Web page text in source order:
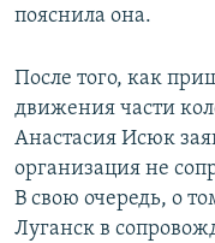
пояснила она.
После того, как
движения части
Анастасия Исюк
организация не
В свою очередь, о
Луганск в